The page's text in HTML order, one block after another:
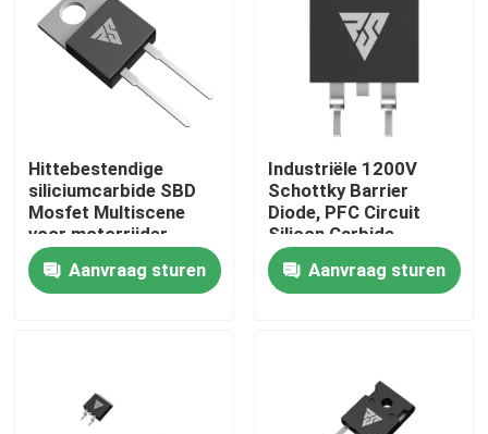
Thuis
Producten
Fabriekstocht
Hittebestendige
siliciumcarbide SBD
Mosfet Multiscene
voor motorrijder
Aanvraag sturen
Industriële 1200V
Schottky Barrier
Diode, PFC Circuit
Silicon Carbide
Rectifier
Aanvraag sturen